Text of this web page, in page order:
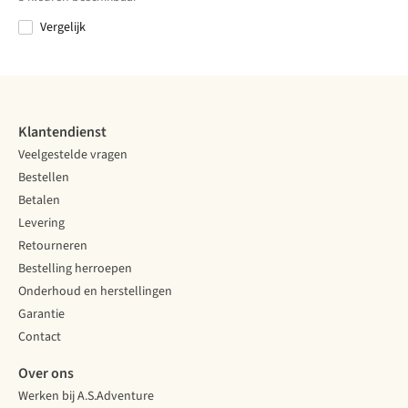
Sherpa
Vergelijk
Klantendienst
Veelgestelde vragen
Bestellen
Betalen
Levering
Retourneren
Bestelling herroepen
Onderhoud en herstellingen
Garantie
Contact
Over ons
Werken bij A.S.Adventure